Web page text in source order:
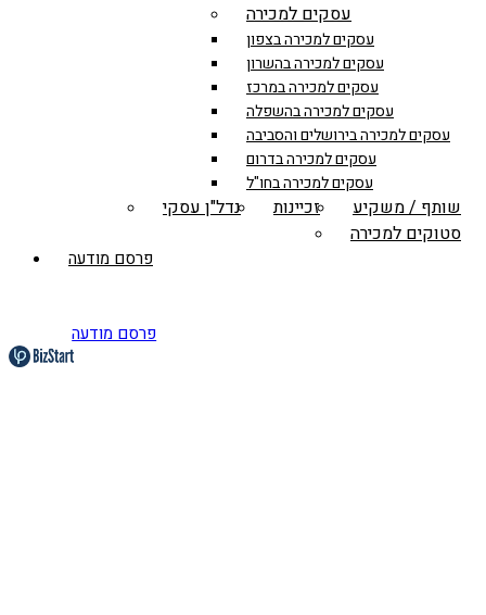
עסקים למכירה
עסקים למכירה בצפון
עסקים למכירה בהשרון
עסקים למכירה במרכז
עסקים למכירה בהשפלה
עסקים למכירה בירושלים והסביבה
עסקים למכירה בדרום
עסקים למכירה בחו"ל
שותף / משקיע זכיינות
נדל"ן עסקי
סטוקים למכירה
פרסם מודעה
פרסם מודעה